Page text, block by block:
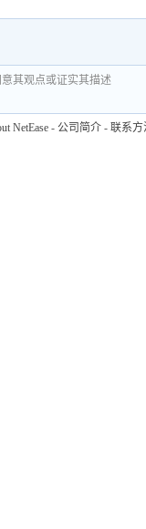
其观点或证实其描述
NetEase - 公司简介 - 联系方